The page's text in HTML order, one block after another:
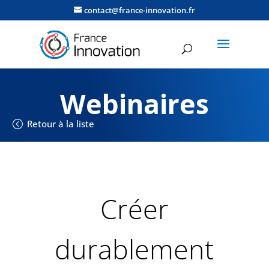
contact@france-innovation.fr
Webinaires
Retour à la liste
Créer
durablement